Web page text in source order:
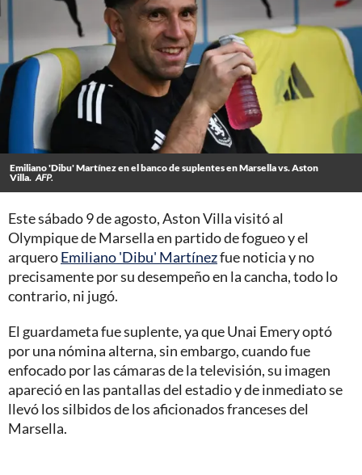
Emiliano 'Dibu' Martínez en el banco de suplentes en Marsella vs. Aston
Villa. AFP.
Este sábado 9 de agosto, Aston Villa visitó al
Olympique de Marsella en partido de fogueo y el
arqueroEmiliano 'Dibu' Martínezfue noticia y no
precisamente por su desempeño en la cancha, todo lo
contrario, ni jugó.
El guardameta fue suplente, ya que Unai Emery optó
por una nómina alterna, sin embargo, cuando fue
enfocado por las cámaras de la televisión, su imagen
apareció en las pantallas del estadio y de inmediato se
llevó los silbidos de los aficionados franceses del
Marsella.